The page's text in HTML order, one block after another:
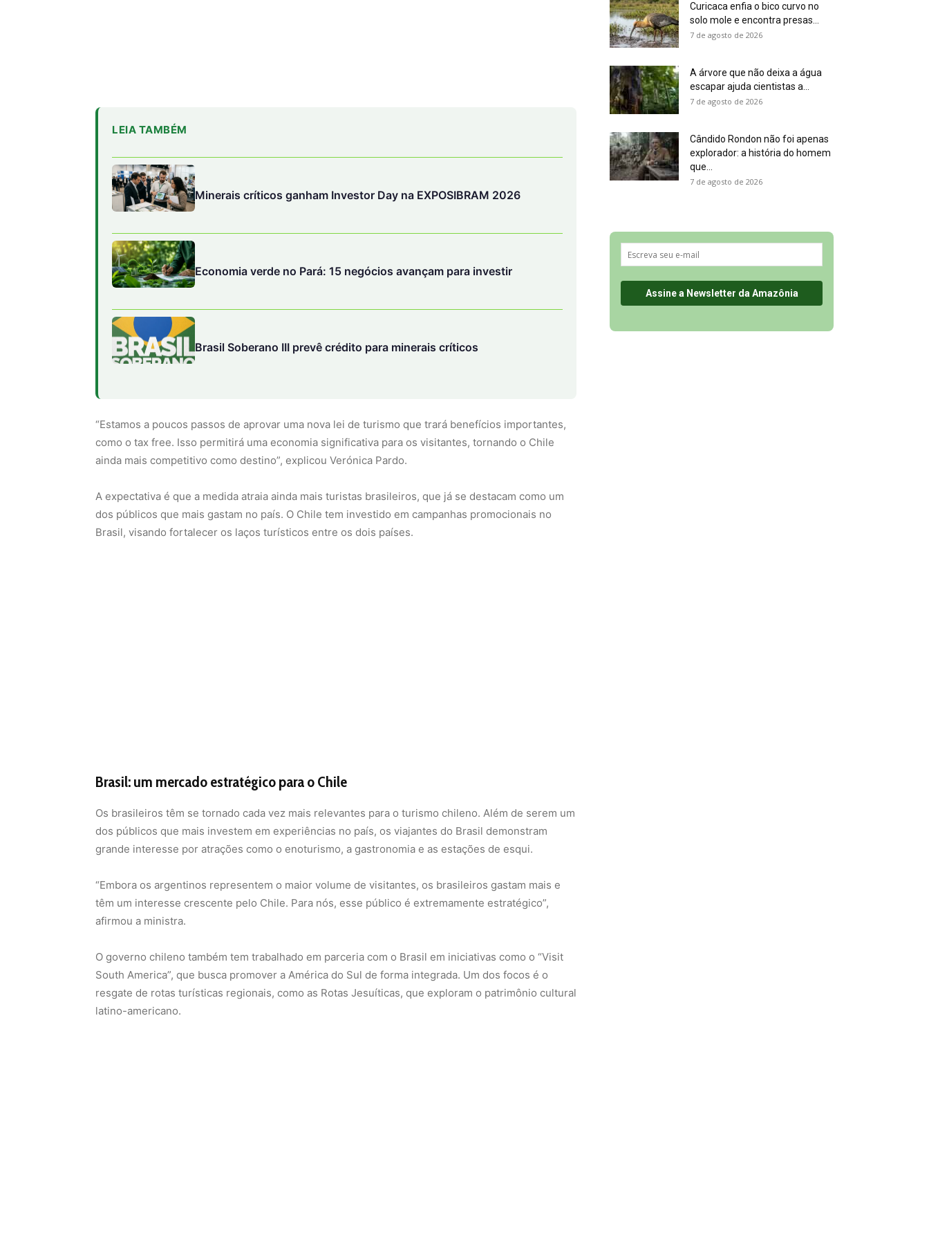
LEIA TAMBÉM
Minerais críticos ganham Investor Day na EXPOSIBRAM 2026
Economia verde no Pará: 15 negócios avançam para investir
Brasil Soberano III prevê crédito para minerais críticos
“Estamos a poucos passos de aprovar uma nova lei de turismo que trará benefícios importantes,
como o tax free. Isso permitirá uma economia significativa para os visitantes, tornando o Chile
ainda mais competitivo como destino”, explicou Verónica Pardo.
A expectativa é que a medida atraia ainda mais turistas brasileiros, que já se destacam como um
dos públicos que mais gastam no país. O Chile tem investido em campanhas promocionais no
Brasil, visando fortalecer os laços turísticos entre os dois países.
Brasil: um mercado estratégico para o Chile
Os brasileiros têm se tornado cada vez mais relevantes para o turismo chileno. Além de serem um
dos públicos que mais investem em experiências no país, os viajantes do Brasil demonstram
grande interesse por atrações como o enoturismo, a gastronomia e as estações de esqui.
“Embora os argentinos representem o maior volume de visitantes, os brasileiros gastam mais e
têm um interesse crescente pelo Chile. Para nós, esse público é extremamente estratégico”,
afirmou a ministra.
O governo chileno também tem trabalhado em parceria com o Brasil em iniciativas como o “Visit
South America”, que busca promover a América do Sul de forma integrada. Um dos focos é o
resgate de rotas turísticas regionais, como as Rotas Jesuíticas, que exploram o patrimônio cultural
latino-americano.
Curicaca enfia o bico curvo no
solo mole e encontra presas...
7 de agosto de 2026
A árvore que não deixa a água
escapar ajuda cientistas a...
7 de agosto de 2026
Cândido Rondon não foi apenas
explorador: a história do homem
que...
7 de agosto de 2026